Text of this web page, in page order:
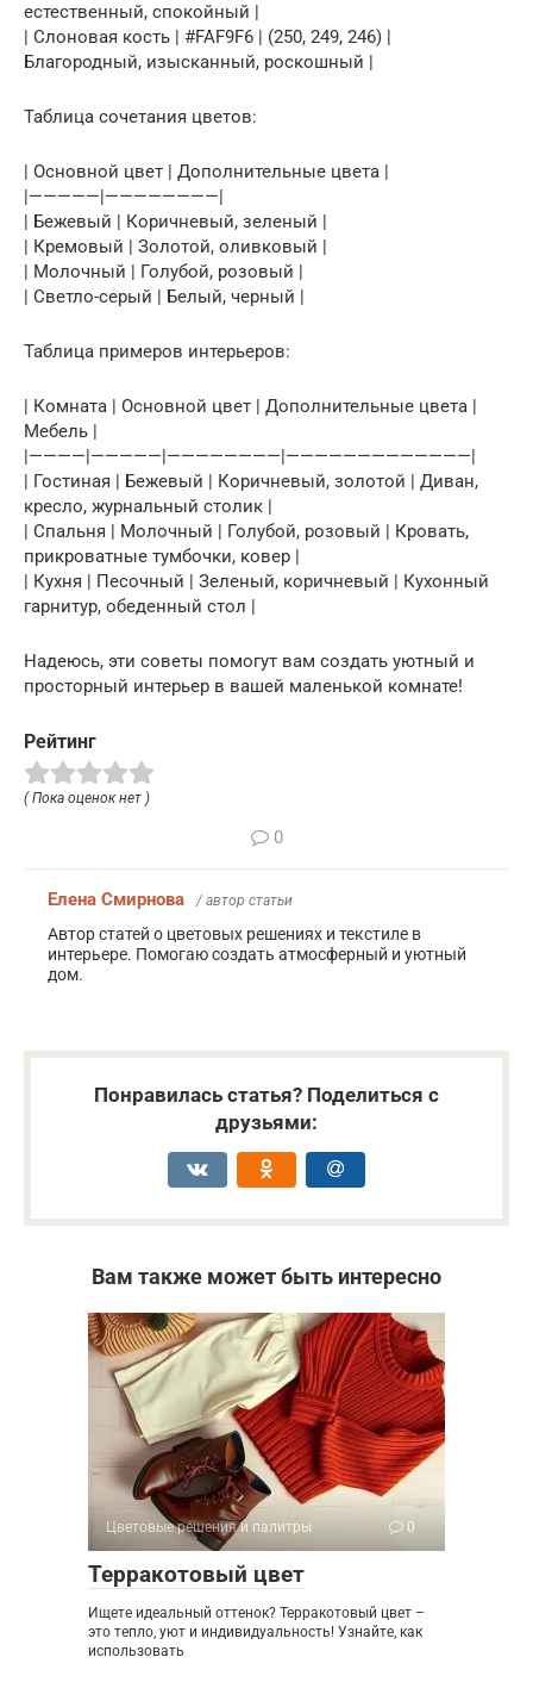
естественный, спокойный |
| Слоновая кость | #FAF9F6 | (250, 249, 246) |
Благородный, изысканный, роскошный |
Таблица сочетания цветов:
| Основной цвет | Дополнительные цвета |
|—————|————————|
| Бежевый | Коричневый, зеленый |
| Кремовый | Золотой, оливковый |
| Молочный | Голубой, розовый |
| Светло-серый | Белый, черный |
Таблица примеров интерьеров:
| Комната | Основной цвет | Дополнительные цвета |
Мебель |
|————|—————|————————|—————————————|
| Гостиная | Бежевый | Коричневый, золотой | Диван,
кресло, журнальный столик |
| Спальня | Молочный | Голубой, розовый | Кровать,
прикроватные тумбочки, ковер |
| Кухня | Песочный | Зеленый, коричневый | Кухонный
гарнитур, обеденный стол |
Надеюсь, эти советы помогут вам создать уютный и
просторный интерьер в вашей маленькой комнате!
Рейтинг
( Пока оценок нет )
0
Елена Смирнова / автор статьи
Автор статей о цветовых решениях и текстиле в
интерьере. Помогаю создать атмосферный и уютный
дом.
Понравилась статья? Поделиться с
друзьями:
Вам также может быть интересно
Цветовые решения и палитры 0
Терракотовый цвет
Ищете идеальный оттенок? Терракотовый цвет –
это тепло, уют и индивидуальность! Узнайте, как
использовать